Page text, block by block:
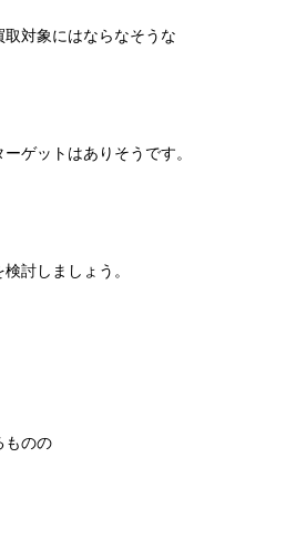
対象にはならなそうな
ゲットはありそうです。
討しましょう。
ものの